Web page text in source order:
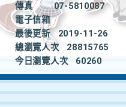
傳真
07-5810087
電子信箱
最後更新
2019-11-26
總瀏覽人次
28815765
今日瀏覽人次
60260